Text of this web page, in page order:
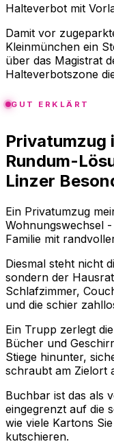
Halteverbot mit
Damit vor
Kleinmünchen ein
über das Magistrat
Halteverbotszone
GUT ERKLÄRT
Privatumzug
Rundum-
Linzer
Ein Privatumzug
Wohnungswechsel
Familie mit
Diesmal steht nicht
sondern der
Schlafzimmer,
und die schier
Ein Trupp zerlegt
Bücher und
Stiege hinunter,
schraubt am Zielort
Buchbar ist das als
eingegrenzt auf die
wie viele Kartons
kutschieren.